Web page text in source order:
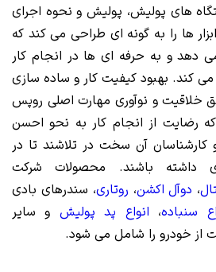
های پولیش، پولیش و نحوه اجرای
ها را به گونه ای طراحی می کند که
دهد و به حرفه ای ها در انجام کار
می کند. بهبود کیفیت کار و ساده سازی
خلاقیت و نوآوری مهارت اصلی روپس
رضایت از انجام کار به نحو احسن
آن سخت در تلاشند تا در
داشته باشند. محصولات شرکت
، دوآل اکشن، روتاری، سندرهای بادی
سنباده، انواع پد پولیش و سایر
از خودرو را شامل می شود.